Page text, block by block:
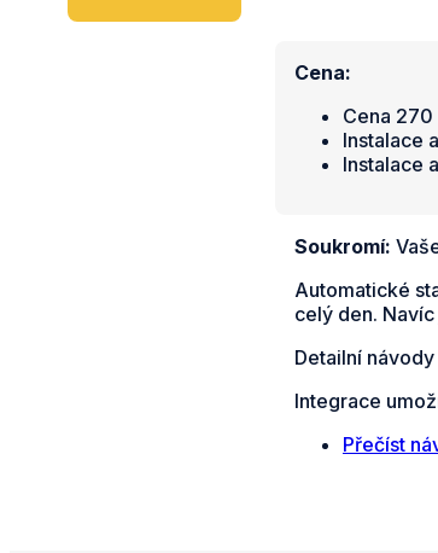
Cena:
Cena
Instalace
Instalace
Soukromí:
Automatické
celý den.
Detailní
Integrace
Přečíst